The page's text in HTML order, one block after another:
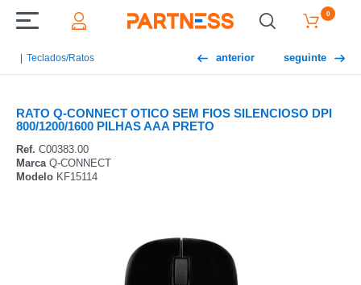
0
Teclados/Ratos anterior seguinte
RATO Q-CONNECT OTICO SEM FIOS SILENCIOSO DPI
800/1200/1600 PILHAS AAA PRETO
Ref. C00383.00
MarcaQ-CONNECT
Modelo KF15114